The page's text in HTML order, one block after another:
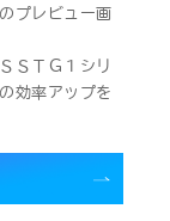
プレビュー画
ＳＴＧ１シリ
効率アップを